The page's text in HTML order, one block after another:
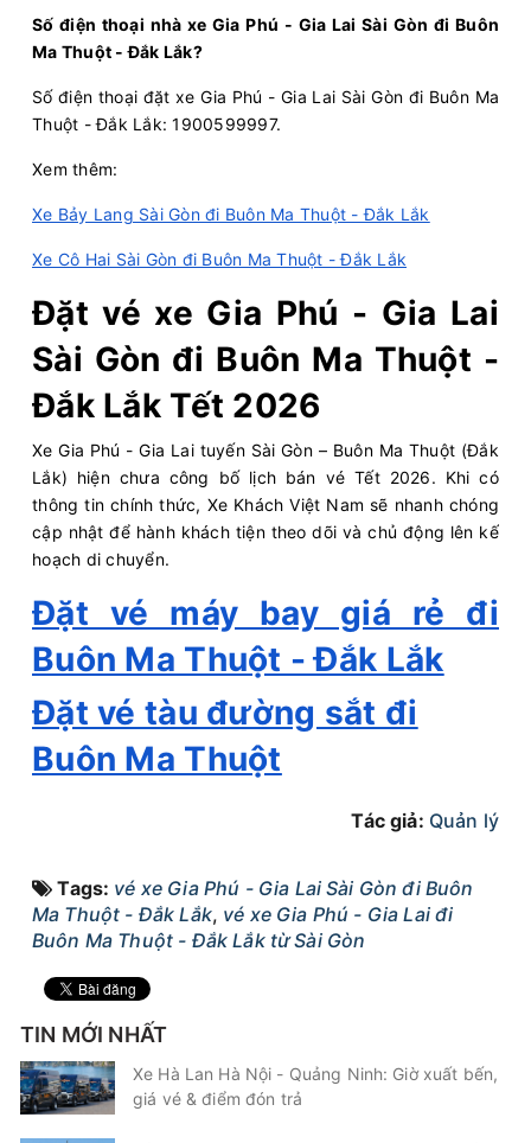
Bến xe Miền Đông cũ
(Quầy vé 32)
Văn phòng Buôn
16:0010/08/2026 11/0800:00(8 giờ)
Văn phòng Bình
Văn phòng Buôn Ma
Long Vân Limousine Mia Royal 22 phòng...
Giá vé: 436.000 Còn trống:20
16:4510/08/2026 11/0803:45(11 giờ)
Bến xe Vũng
Tàu
Bến xe phía nam Buôn
Ma Thuột
Kim Anh
Giá vé:450.000 Còn trống:20 Chọn mua
17:3010/08/2026 11/0807:25(13 giờ 55 phút)
Bến xe Miền Đông
cũ
Limousine 34 giường
Giá vé: 400.000 Còn trống: 20 + Chọn mua
Bến xe Miền Đông
cũ
Cô Hai Limousine 24 phòng
Số điện thoại nhà xe Gia Phú - Gia Lai Sài Gòn đi Buôn
Ma Thuột - Đắk Lắk?
Số điện thoại đặt xe Gia Phú - Gia Lai Sài Gòn đi Buôn Ma
Thuột - Đắk Lắk: 1900599997.
Xem thêm:
Xe Bảy Lang Sài Gòn đi Buôn Ma Thuột - Đắk Lắk
Xe Cô Hai Sài Gòn đi Buôn Ma Thuột - Đắk Lắk
Đặt vé xe Gia Phú - Gia Lai
Sài Gòn đi Buôn Ma Thuột -
Đắk Lắk Tết 2026
Xe Gia Phú - Gia Lai tuyến Sài Gòn – Buôn Ma Thuột (Đắk
Lắk) hiện chưa công bố lịch bán vé Tết 2026. Khi có
thông tin chính thức, Xe Khách Việt Nam sẽ nhanh chóng
cập nhật để hành khách tiện theo dõi và chủ động lên kế
hoạch di chuyển.
Đặt vé máy bay giá rẻ đi
Buôn Ma Thuột - Đắk Lắk
Đặt vé tàu đường sắt đi
Buôn Ma Thuột
Tác giả: Quản lý
Tags: vé xe Gia Phú - Gia Lai Sài Gòn đi Buôn
Ma Thuột - Đắk Lắk, vé xe Gia Phú - Gia Lai đi
Buôn Ma Thuột - Đắk Lắk từ Sài Gòn
TIN MỚI NHẤT
Xe Hà Lan Hà Nội - Quảng Ninh: Giờ xuất bến,
giá vé & điểm đón trả